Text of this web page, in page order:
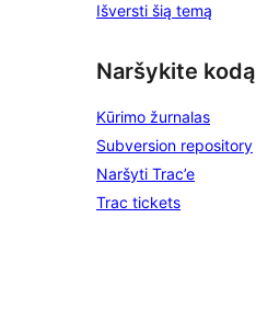
Išversti šią temą
Naršykite kodą
Kūrimo žurnalas
Subversion repository
Naršyti Trac’e
Trac tickets